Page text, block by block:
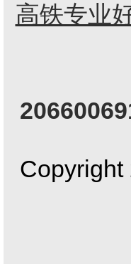
高铁专业
接
Copyright